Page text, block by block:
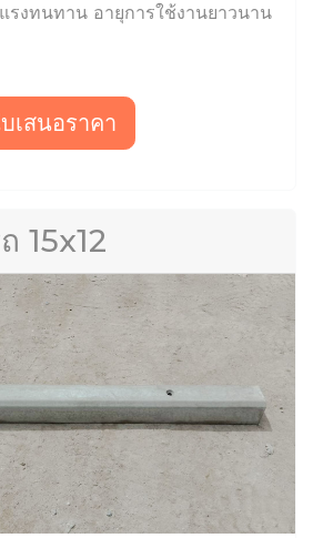
รงทนทาน อายุการใช้งานยาวนาน
เสนอราคา
15x12